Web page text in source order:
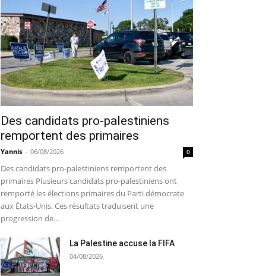
Des candidats pro-palestiniens
remportent des primaires
Yannis - 06/08/2026 0
Des candidats pro-palestiniens remportent des
primaires Plusieurs candidats pro-palestiniens ont
remporté les élections primaires du Parti démocrate
aux États-Unis. Ces résultats traduisent une
progression de...
La Palestine accuse la FIFA
04/08/2026